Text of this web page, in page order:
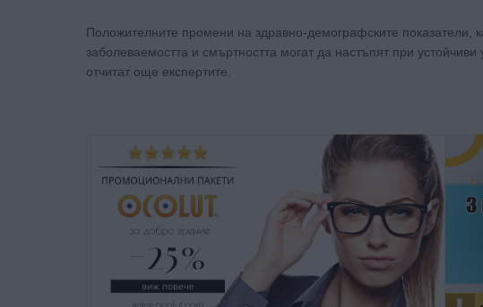
Положителните промени на здравно-демографските показатели,
заболeваемостта и смъртността могат да настъпят при устойчиви
отчитат още експертите.